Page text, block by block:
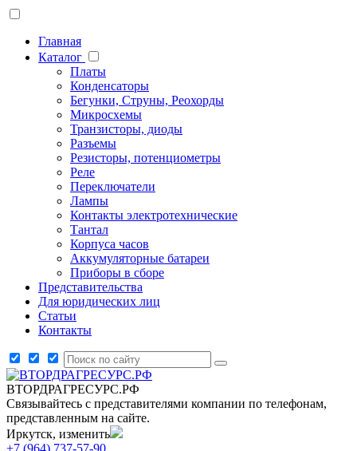
Главная
Каталог
Платы
Конденсаторы
Бегунки, Струны, Реохорды
Микросхемы
Транзисторы, диоды
Разъемы
Резисторы, потенциометры
Реле
Переключатели
Лампы
Контакты электротехнические
Тантал
Корпуса часов
Аккумуляторные батареи
Приборы в сборе
Представительства
Для юридических лиц
Статьи
Контакты
ВТОРДРАГРЕСУРС.РФ
Связывайтесь с представителями компании по телефонам,
представленным на сайте.
Иркутск, изменить
+7 (964) 737-57-90